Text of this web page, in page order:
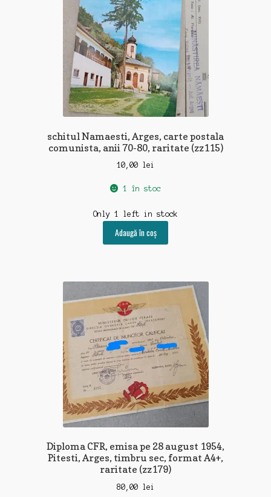
schitul Namaesti, Arges, carte postala
comunista, anii 70-80, raritate (zz115)
10,00 lei
1 în stoc
Only 1 left in stock
Adaugă în coș
Diploma CFR, emisa pe 28 august 1954,
Pitesti, Arges, timbru sec, format A4+,
raritate (zz179)
80,00 lei